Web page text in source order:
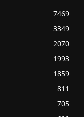
7469
3349
2070
1993
1859
811
705